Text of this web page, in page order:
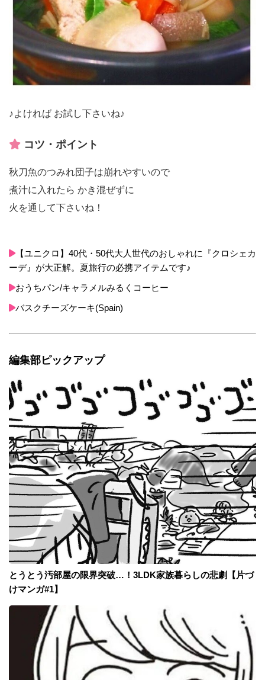
♪よければ お試し下さいね♪
コツ・ポイント
秋刀魚のつみれ団子は崩れやすいので
煮汁に入れたら かき混ぜずに
火を通して下さいね！
【ユニクロ】40代・50代大人世代のおしゃれに『クロシェカ
ーデ』が大正解。夏旅行の必携アイテムです♪
おうちパン/キャラメルみるくコーヒー
バスクチーズケーキ(Spain)
編集部ピックアップ
とうとう汚部屋の限界突破…！3LDK家族暮らしの悲劇【片づ
けマンガ#1】